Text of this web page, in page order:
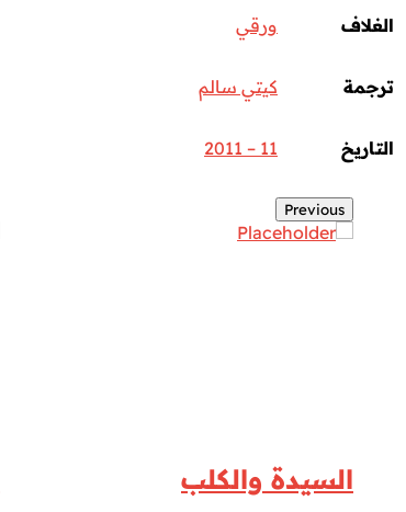
الغلاف ورقي
ترجمة كيتي سالم
التاريخ 11 – 2011
Previous
السيدة والكلب